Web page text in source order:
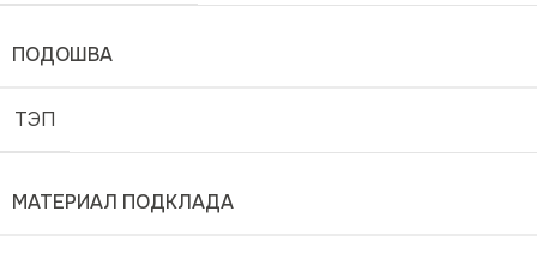
ПОДОШВА
ТЭП
МАТЕРИАЛ ПОДКЛАДА